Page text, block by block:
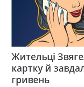
Жительці
картку й
гривень